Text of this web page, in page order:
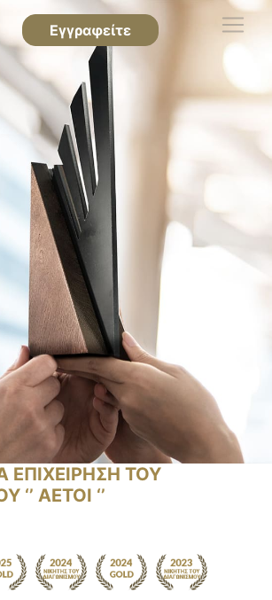
Εγγραφείτε
ΕΠΙΧΕΙΡΗΣΗ ΤΟΥ
‘’ ΑΕΤΟΙ ‘’